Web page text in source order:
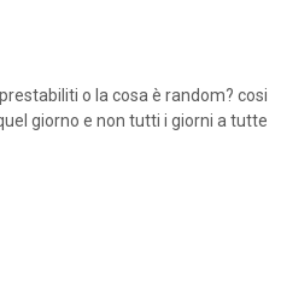
o la cosa è random? cosi
giorno e non tutti i giorni a tutte